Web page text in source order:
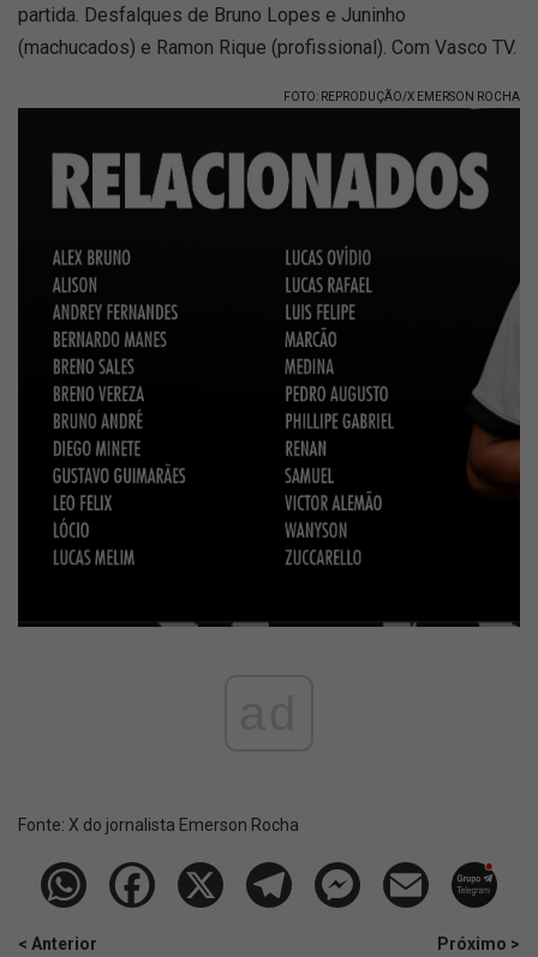
partida. Desfalques de Bruno Lopes e Juninho
(machucados) e Ramon Rique (profissional). Com Vasco TV.
FOTO: REPRODUÇÃO/X EMERSON ROCHA
Fonte: X do jornalista Emerson Rocha
< Anterior
Próximo >